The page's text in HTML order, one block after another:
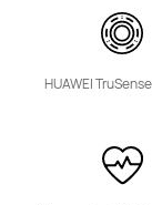
HUAWEI